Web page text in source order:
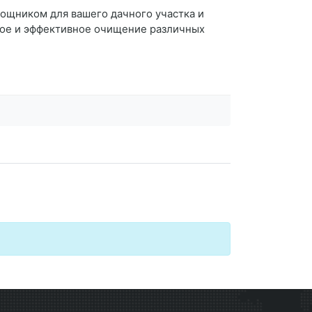
для вашего дачного участка и
и эффективное очищение различных